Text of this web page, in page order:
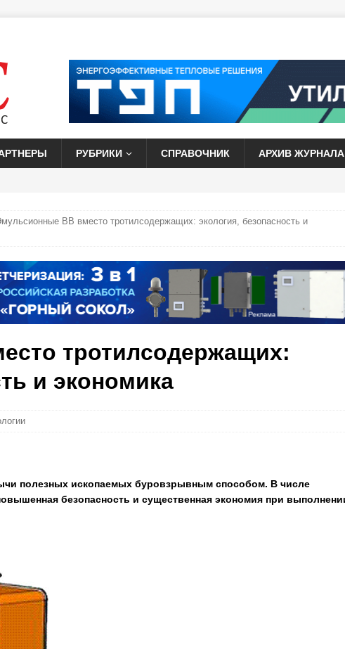
РУБРИКИ СПРАВОЧНИК АРХИВ ЖУРНАЛА
ВВ вместо тротилсодержащих: экология, безопасность и
тротилсодержащих:
и экономика
полезных ископаемых буровзрывным способом. В числе
безопасность и существенная экономия при